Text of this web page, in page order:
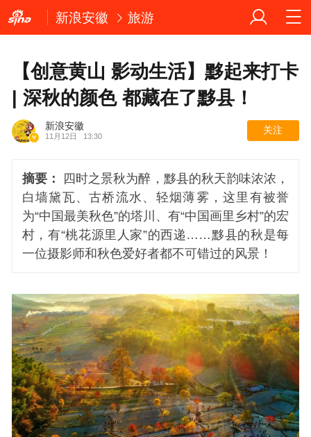
新浪安徽 旅游
【创意黄山 影动生活】黟起来打卡
| 深秋的颜色 都藏在了黟县！
新浪安徽
11月12日 13:30
关注
摘要：
四时之景秋为醉，黟县的秋天韵味浓浓，
白墙黛瓦、古桥流水、轻烟薄雾，这里有被誉
为“中国最美秋色”的塔川、有“中国画里乡村”的宏
村，有“桃花源里人家”的西递……黟县的秋是每
一位摄影师和秋色爱好者都不可错过的风景！